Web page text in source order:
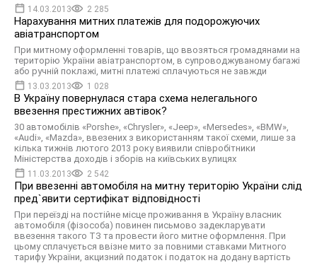
14.03.2013 2 285
Нарахування митних платежів для подорожуючих
авіатранспортом
При митному оформленні товарів, що ввозяться громадянами на
територію України авіатранспортом, в супроводжуваному багажі
або ручній поклажі, митні платежі сплачуються не завжди
13.03.2013 1 028
В Україну повернулася стара схема нелегального
ввезення престижних автівок?
30 автомобілів «Porshe», «Chrysler», «Jeep», «Mersedes», «BMW»,
«Audi», «Mazda», ввезених з використанням такої схеми, лише за
кілька тижнів лютого 2013 року виявили співробітники
Міністерства доходів і зборів на київських вулицях
11.03.2013 2 542
При ввезенні автомобіля на митну територію України слід
пред`явити сертифікат відповідності
При переїзді на постійне місце проживання в Україну власник
автомобіля (фізособа) повинен письмово задекларувати
ввезення такого ТЗ та провести його митне оформлення. При
цьому сплачується ввізне мито за повними ставками Митного
тарифу України, акцизний податок і податок на додану вартість